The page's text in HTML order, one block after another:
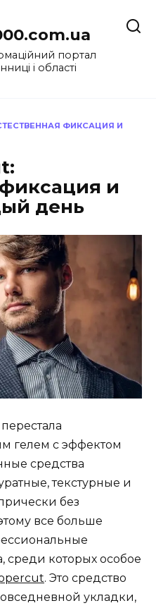
портал
і області
ФИКСАЦИЯ И
и
день
гелем с эффектом
средства
текстурные и
без
все больше
среди которых особое
. Это средство
укладки,